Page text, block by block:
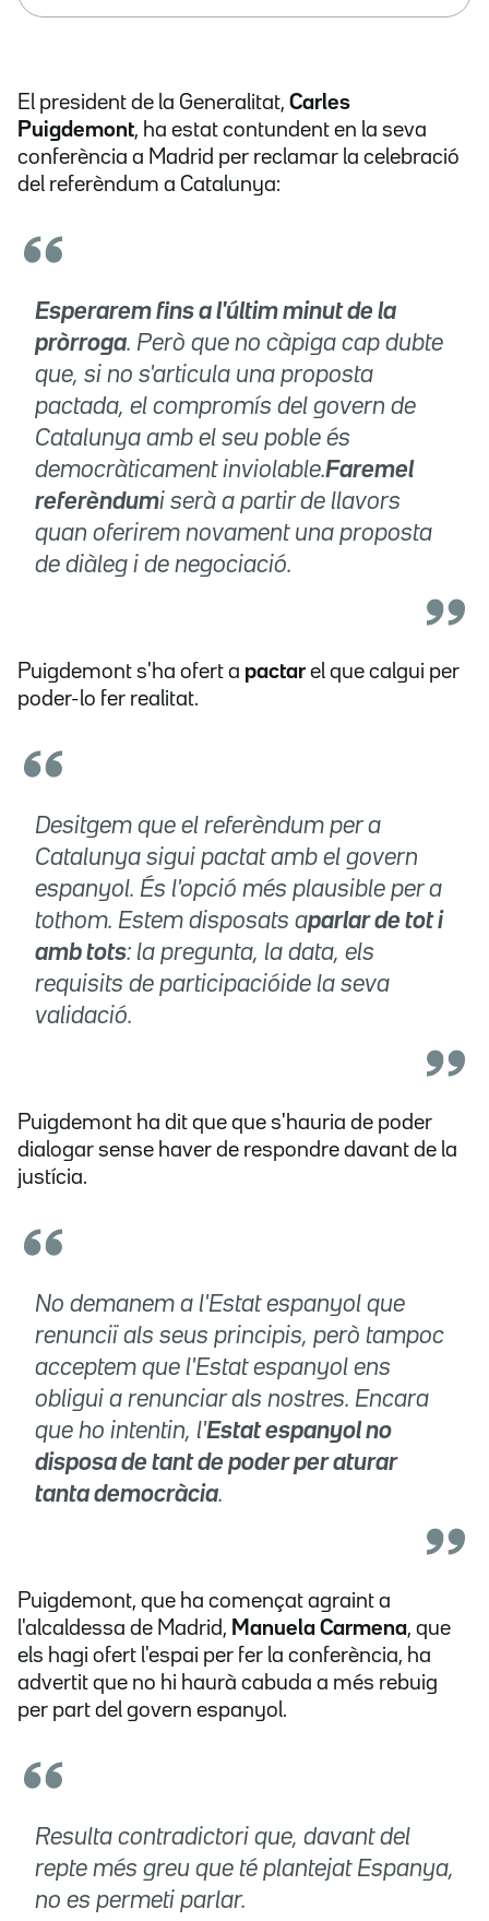
El president de la Generalitat, Carles
Puigdemont, ha estat contundent en la seva
conferència a Madrid per reclamar la celebració
del referèndum a Catalunya:
Esperarem fins a l'últim minut de la
pròrroga. Però que no càpiga cap dubte
que, si no s'articula una proposta
pactada, el compromís del govern de
Catalunya amb el seu poble és
democràticament inviolable.Faremel
referèndumi serà a partir de llavors
quan oferirem novament una proposta
de diàleg i de negociació.
Puigdemont s'ha ofert a pactar el que calgui per
poder-lo fer realitat.
Desitgem que el referèndum per a
Catalunya sigui pactat amb el govern
espanyol. És l'opció més plausible per a
tothom. Estem disposats aparlar de tot i
amb tots: la pregunta, la data, els
requisits de participacióide la seva
validació.
Puigdemont ha dit que que s'hauria de poder
dialogar sense haver de respondre davant de la
justícia.
No demanem a l'Estat espanyol que
renunciï als seus principis, però tampoc
acceptem que l'Estat espanyol ens
obligui a renunciar als nostres. Encara
que ho intentin, l'Estat espanyol no
disposa de tant de poder per aturar
tanta democràcia.
Puigdemont, que ha començat agraint a
l'alcaldessa de Madrid, Manuela Carmena, que
els hagi ofert l'espai per fer la conferència, ha
advertit que no hi haurà cabuda a més rebuig
per part del govern espanyol.
Resulta contradictori que, davant del
repte més greu que té plantejat Espanya,
no es permeti parlar.